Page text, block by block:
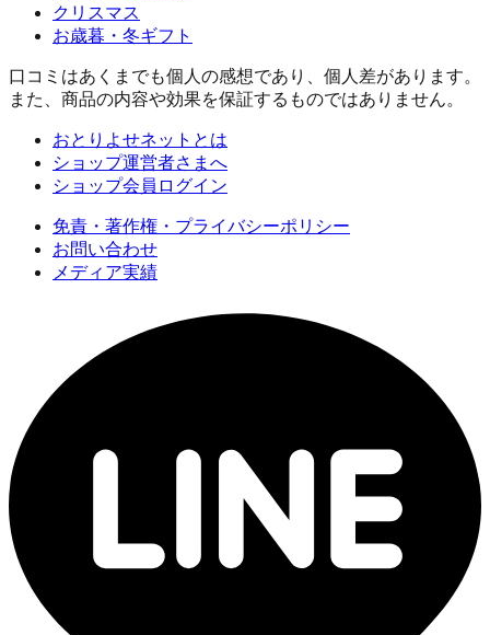
クリスマス
お歳暮・冬ギフト
口コミはあくまでも個人の感想であり、個人差があります。
また、商品の内容や効果を保証するものではありません。
おとりよせネットとは
ショップ運営者さまへ
ショップ会員ログイン
免責・著作権・プライバシーポリシー
お問い合わせ
メディア実績